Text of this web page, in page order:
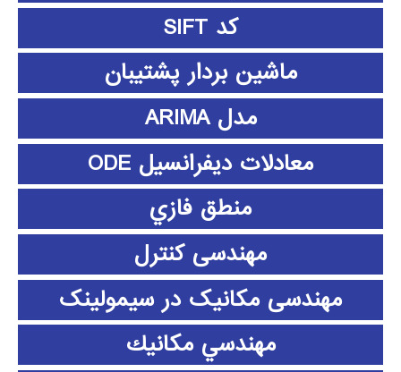
کد SIFT
ماشین بردار پشتیبان
مدل ARIMA
معادلات دیفرانسیل ODE
منطق فازي
مهندسی کنترل
مهندسی مکانیک در سیمولینک
مهندسي مكانيك